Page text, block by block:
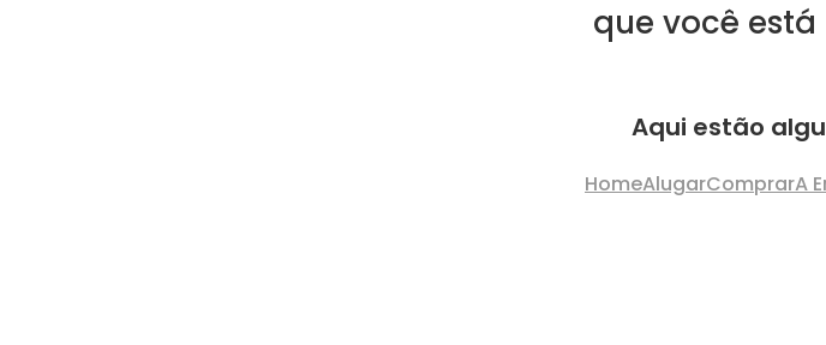
que você
Aqui estão
HomeAlugarComprarA